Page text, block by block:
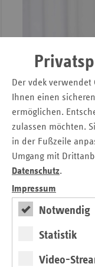
Der vdek verwendet
Ihnen einen
ermöglichen.
zulassen möchten.
in der Fußzeile
Umgang mit
Datenschutz.
Impressum
Notwendig
Statistik
Video-
Editorial
Klimaschutz ist
von Michaela Gottfried